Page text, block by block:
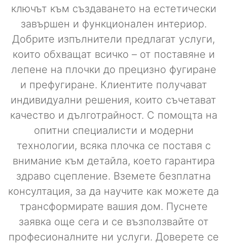
ключът към създаването на естетически
завършен и функционален интериор.
Добрите изпълнители предлагат услуги,
които обхващат всичко – от поставяне и
лепене на плочки до прецизно фугиране
и префугиране. Клиентите получават
индивидуални решения, които съчетават
качество и дълготрайност. С помощта на
опитни специалисти и модерни
технологии, всяка плочка се поставя с
внимание към детайла, което гарантира
здраво сцепление. Вземете безплатна
консултация, за да научите как можете да
трансформирате вашия дом. Пуснете
заявка още сега и се възползвайте от
професионалните ни услуги. Доверете се